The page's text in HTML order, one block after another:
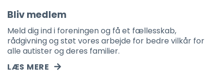
Bliv medlem
Meld dig ind i foreningen og få et fællesskab,
rådgivning og støt vores arbejde for bedre vilkår for
alle autister og deres familier.
LÆS MERE